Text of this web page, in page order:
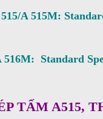
A 515M:
Standard
TẤM A515,